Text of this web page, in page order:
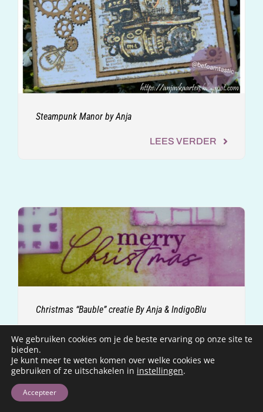
Steampunk Manor by Anja
LEES VERDER
Christmas “Bauble” creatie By Anja & IndigoBlu
LEES VERDER
We gebruiken cookies om je de beste ervaring op onze site te
bieden.
Je kunt meer te weten komen over welke cookies we
gebruiken of ze uitschakelen in instellingen.
Accepteer